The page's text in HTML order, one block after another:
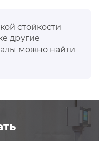
стойкости
другие
можно найти